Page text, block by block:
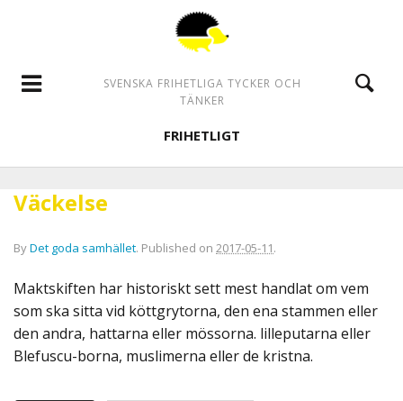
SVENSKA FRIHETLIGA TYCKER OCH
TÄNKER
FRIHETLIGT
Väckelse
ByDet goda samhället. Published on 2017-05-11.
Maktskiften har historiskt sett mest handlat om vem
som ska sitta vid köttgrytorna, den ena stammen eller
den andra, hattarna eller mössorna. lilleputarna eller
Blefuscu-borna, muslimerna eller de kristna.